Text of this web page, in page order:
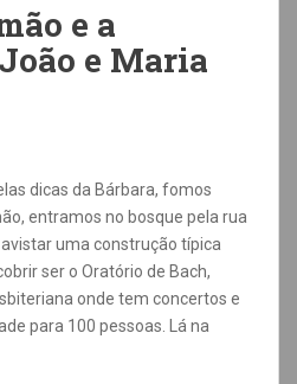
e a
e Maria
dicas da Bárbara, fomos
entramos no bosque pela rua
uma construção típica
ser o Oratório de Bach,
onde tem concertos e
para 100 pessoas. Lá na